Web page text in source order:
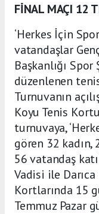
FİNAL MAÇI 12
‘Herkes İçin
vatandaşlar
Başkanlığı
düzenlenen
Turnuvanın
Koyu Tenis
turnuvaya,
gören 32
56 vatandaş
Vadisi ile
Kortlarında 15
Temmuz Pazar